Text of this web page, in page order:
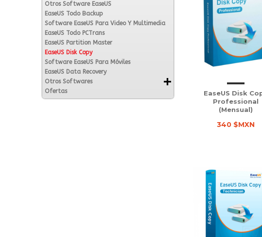
Otros Software EaseUS
EaseUS Todo Backup
Software EaseUS Para Video Y Multimedia
EaseUS Todo PCTrans
EaseUS Partition Master
EaseUS Disk Copy
Software EaseUS Para Móviles
EaseUS Data Recovery
Otros Softwares
Ofertas
EaseUS Disk
Professional
(Mensual)
340 $MXN